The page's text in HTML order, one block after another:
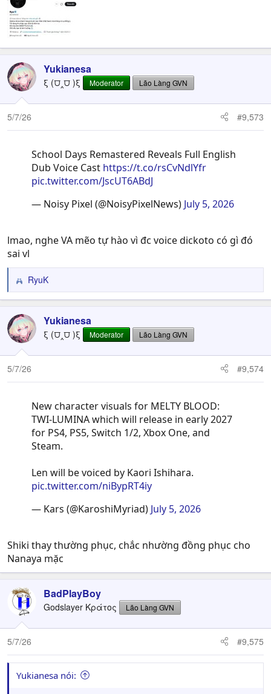
Yukianesa
ξ (⩌‸⩌ )ξ Moderator Lão Làng GVN
5/7/26 #9,573
School Days Remastered Reveals Full English
Dub Voice Cast https://t.co/rsCvNdlYfr
pic.twitter.com/JscUT6ABdJ
— Noisy Pixel (@NoisyPixelNews) July 5, 2026
lmao, nghe VA mẽo tự hào vì đc voice dickoto có gì đó
sai vl
R
e
c
t
i
o
n
s
RyuK
Yukianesa
ξ (⩌‸⩌ )ξ Moderator Lão Làng GVN
5/7/26 #9,574
New character visuals for MELTY BLOOD:
TWI-LUMINA which will release in early 2027
for PS4, PS5, Switch 1/2, Xbox One, and
Steam.
Len will be voiced by Kaori Ishihara.
pic.twitter.com/niBypRT4iy
— Kars (@KaroshiMyriad) July 5, 2026
Shiki thay thường phục, chắc nhường đồng phục cho
Nanaya mặc
BadPlayBoy
Godslayer Κράτος Lão Làng GVN
5/7/26 #9,575
Yukianesa nói: